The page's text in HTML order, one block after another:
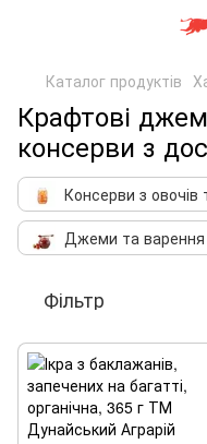
Каталог продуктів
Крафтові
консерви з
Консерви з овочів
Джеми та варення
Фільтр